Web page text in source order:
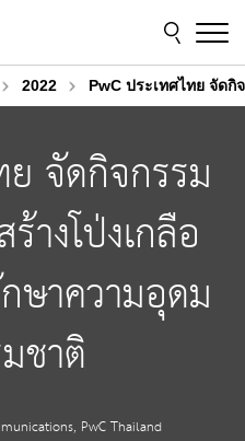
2022 PwC ประเทศไทย จัด
ย จัดกิจกรรม
างโป่งเกลือ
ษาความอุดม
ชาติ
PwC Thailand